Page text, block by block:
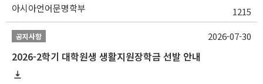
아시아언어문명학부 1215
공지사항
2026-2학기 대학원생 생활지원장학금 선발 안내
2026-07-30